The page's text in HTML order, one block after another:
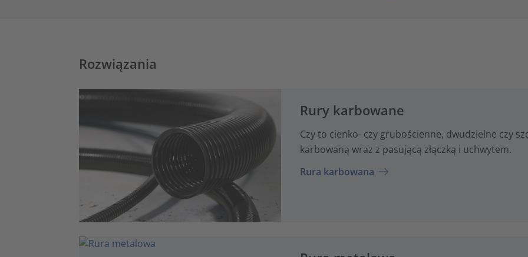
Rozwiązania
Rury karbowane
Czy to cienko- czy grubościenne, dwudzielne czy
karbowaną wraz z pasującą złączką i uchwytem.
Rura karbowana